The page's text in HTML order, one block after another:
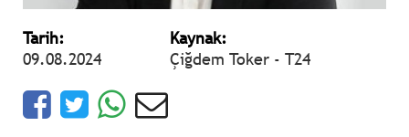
Tarih:
09.08.2024
Kaynak:
Çiğdem Toker - T24